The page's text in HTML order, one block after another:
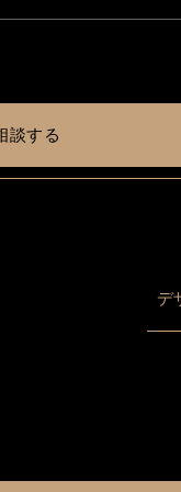
談する
デ